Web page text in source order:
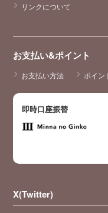
リンクについて
お支払い&ポイント
お支払い方法 ポイン
即時口座振替
X(Twitter)